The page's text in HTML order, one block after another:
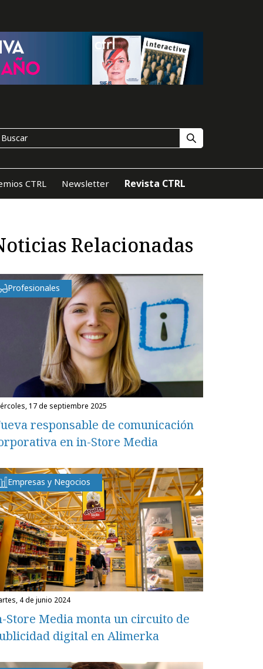
CTRL Newsletter Revista CTRL
Relacionadas
Profesionales
17 de septiembre 2025
responsable de comunicación
en in-Store Media
Empresas y Negocios
4 de junio 2024
Store Media monta un circuito de
digital en Alimerka